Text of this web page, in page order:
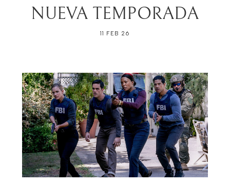
NUEVA TEMPORADA
11 FEB 26